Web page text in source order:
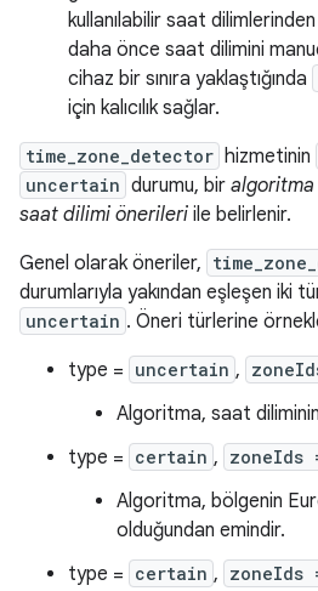
kullanılabilir saat dilimlerinden
daha önce saat dilimini
cihaz bir sınıra yaklaştığında
için kalıcılık sağlar.
time_zone_detector hizmetinin
uncertain durumu, bir algoritma
saat dilimi önerileri ile belirlenir.
Genel olarak öneriler,
durumlarıyla yakından eşleşen iki
uncertain . Öneri türlerine
type = uncertain ,
Algoritma, saat
type = certain , zoneIds
Algoritma, bölgenin
olduğundan emindir.
type = certain , zoneIds